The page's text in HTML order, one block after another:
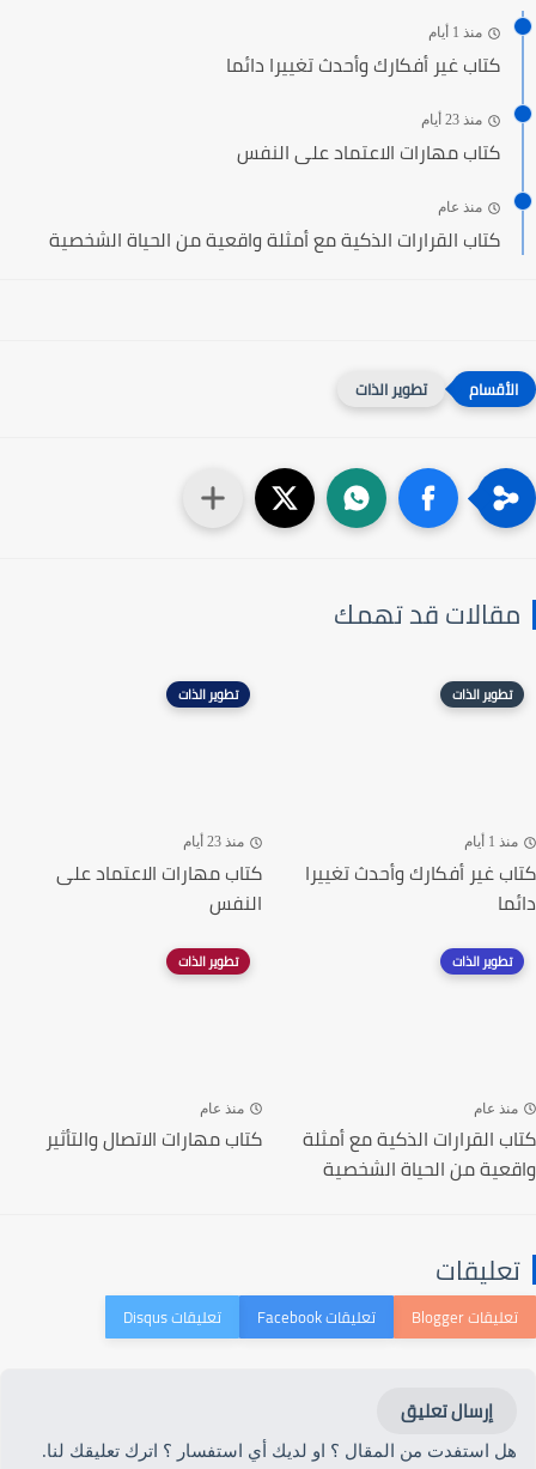
منذ 1 أيام
كتاب غير أفكارك وأحدث تغييرا دائما
منذ 23 أيام
كتاب مهارات الاعتماد على النفس
منذ عام
كتاب القرارات الذكية مع أمثلة واقعية من الحياة الشخصية
تطوير الذات
مقالات قد تهمك
تطوير الذات
منذ 1 أيام
كتاب غير أفكارك وأحدث تغييرا
دائما
تطوير الذات
منذ 23 أيام
كتاب مهارات الاعتماد على
النفس
تطوير الذات
منذ عام
كتاب القرارات الذكية مع أمثلة
واقعية من الحياة الشخصية
تطوير الذات
منذ عام
كتاب مهارات الاتصال والتأثير
تعليقات
إرسال تعليق
هل استفدت من المقال ؟ او لديك أي استفسار ؟ اترك تعليقك لنا.